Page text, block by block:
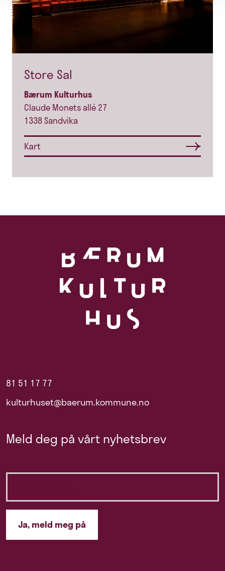
Store Sal
Bærum Kulturhus
Claude Monets allé 27
1338 Sandvika
Kart
81 51 17 77
kulturhuset@baerum.kommune.no
Meld deg på vårt nyhetsbrev